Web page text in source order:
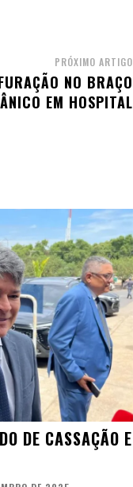
PRÓXIMO ARTIGO
NO BRAÇO
EM HOSPITAL
DE CASSAÇÃO E